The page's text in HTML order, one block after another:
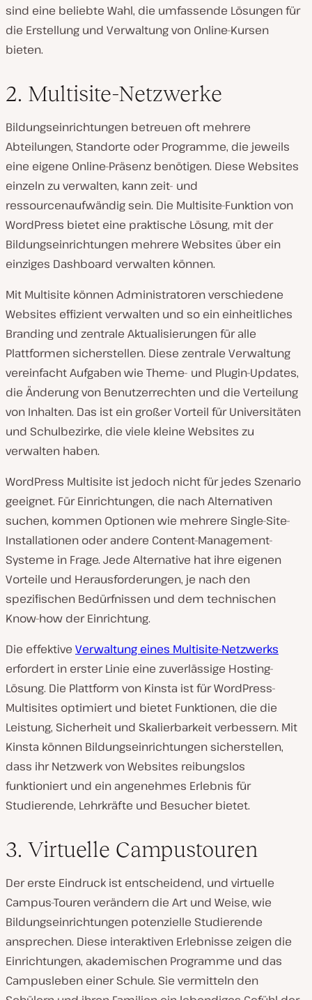
sind eine beliebte Wahl, die umfassende Lösungen für
die Erstellung und Verwaltung von Online-Kursen
bieten.
2. Multisite-Netzwerke
Bildungseinrichtungen betreuen oft mehrere
Abteilungen, Standorte oder Programme, die jeweils
eine eigene Online-Präsenz benötigen. Diese Websites
einzeln zu verwalten, kann zeit- und
ressourcenaufwändig sein. Die Multisite-Funktion von
WordPress bietet eine praktische Lösung, mit der
Bildungseinrichtungen mehrere Websites über ein
einziges Dashboard verwalten können.
Mit Multisite können Administratoren verschiedene
Websites effizient verwalten und so ein einheitliches
Branding und zentrale Aktualisierungen für alle
Plattformen sicherstellen. Diese zentrale Verwaltung
vereinfacht Aufgaben wie Theme- und Plugin-Updates,
die Änderung von Benutzerrechten und die Verteilung
von Inhalten. Das ist ein großer Vorteil für Universitäten
und Schulbezirke, die viele kleine Websites zu
verwalten haben.
WordPress Multisite ist jedoch nicht für jedes Szenario
geeignet. Für Einrichtungen, die nach Alternativen
suchen, kommen Optionen wie mehrere Single-Site-
Installationen oder andere Content-Management-
Systeme in Frage. Jede Alternative hat ihre eigenen
Vorteile und Herausforderungen, je nach den
spezifischen Bedürfnissen und dem technischen
Know-how der Einrichtung.
Die effektive Verwaltung eines Multisite-Netzwerks
erfordert in erster Linie eine zuverlässige Hosting-
Lösung. Die Plattform von Kinsta ist für WordPress-
Multisites optimiert und bietet Funktionen, die die
Leistung, Sicherheit und Skalierbarkeit verbessern. Mit
Kinsta können Bildungseinrichtungen sicherstellen,
dass ihr Netzwerk von Websites reibungslos
funktioniert und ein angenehmes Erlebnis für
Studierende, Lehrkräfte und Besucher bietet.
3. Virtuelle Campustouren
Der erste Eindruck ist entscheidend, und virtuelle
Campus-Touren verändern die Art und Weise, wie
Bildungseinrichtungen potenzielle Studierende
ansprechen. Diese interaktiven Erlebnisse zeigen die
Einrichtungen, akademischen Programme und das
Campusleben einer Schule. Sie vermitteln den